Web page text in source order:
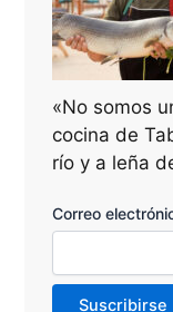
«No somos
cocina de
río y a leña
Correo